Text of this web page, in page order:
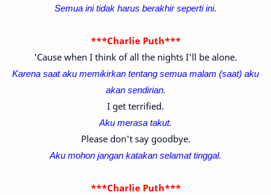
Semua ini tidak harus berakhir seperti ini.
***Charlie Puth***
'Cause when I think of all the nights I'll be alone.
Karena saat aku memikirkan tentang semua malam (saat) aku
akan sendirian.
I get terrified.
Aku merasa takut.
Please don't say goodbye.
Aku mohon jangan katakan selamat tinggal.
***Charlie Puth***